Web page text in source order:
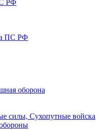
РФ
ПС РФ
оборона
силы, Сухопутные войска